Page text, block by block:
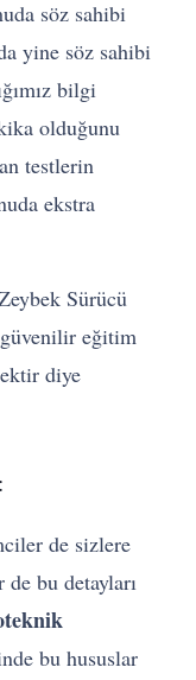
söz sahibi
yine söz sahibi
bilgi
olduğunu
testlerin
ekstra
Sürücü
güvenilir eğitim
diye
de sizlere
bu detayları
bu hususlar